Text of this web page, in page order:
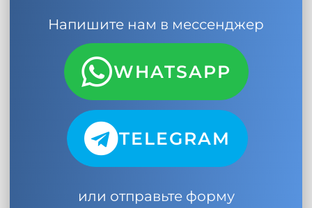
Напишите нам в мессенджер
WHATSAPP
TELEGRAM
или отправьте форму